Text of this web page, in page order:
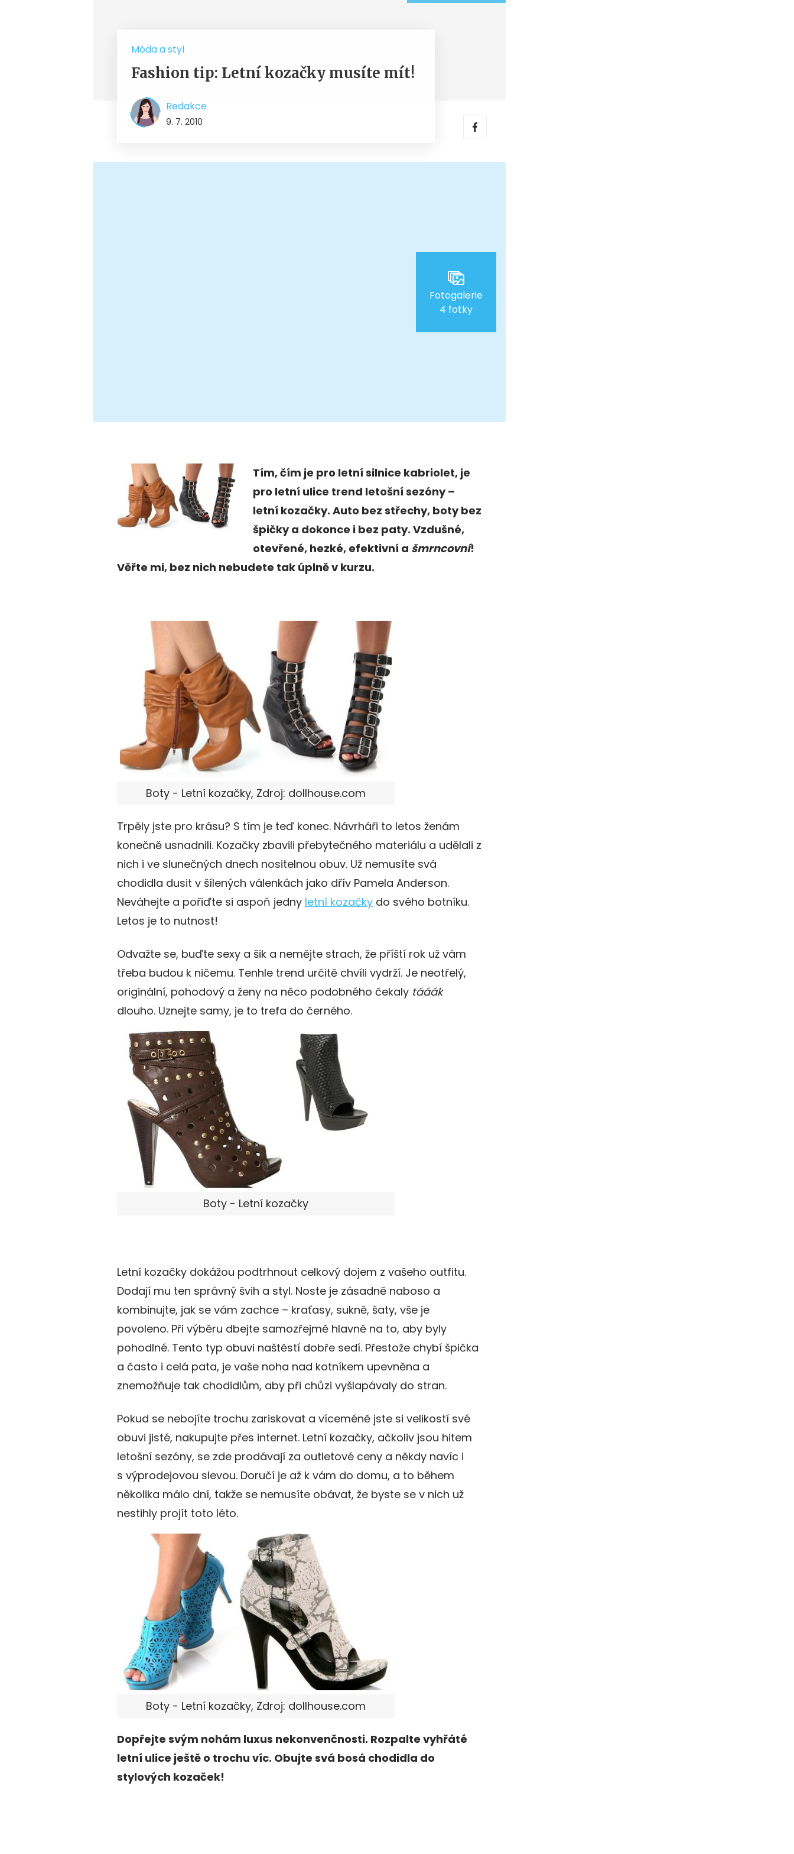
Móda a styl
Fashion tip: Letní kozačky musíte mít!
Redakce
9. 7. 2010
Fotogalerie
4 fotky
Tím, čím je pro letní silnice kabriolet, je
pro letní ulice trend letošní sezóny –
letní kozačky. Auto bez střechy, boty bez
špičky a dokonce i bez paty. Vzdušné,
otevřené, hezké, efektivní a šmrncovní!
Věřte mi, bez nich nebudete tak úplně v kurzu.
Boty - Letní kozačky, Zdroj: dollhouse.com
Trpěly jste pro krásu? S tím je teď konec. Návrháři to letos ženám
konečně usnadnili. Kozačky zbavili přebytečného materiálu a udělali z
nich i ve slunečných dnech nositelnou obuv. Už nemusíte svá
chodidla dusit v šílených válenkách jako dřív Pamela Anderson.
Neváhejte a pořiďte si aspoň jedny letní kozačky do svého botníku.
Letos je to nutnost!
Odvažte se, buďte sexy a šik a nemějte strach, že příští rok už vám
třeba budou k ničemu. Tenhle trend určitě chvíli vydrží. Je neotřelý,
originální, pohodový a ženy na něco podobného čekaly tááák
dlouho. Uznejte samy, je to trefa do černého.
Boty - Letní kozačky
Letní kozačky dokážou podtrhnout celkový dojem z vašeho outfitu.
Dodají mu ten správný švih a styl. Noste je zásadně naboso a
kombinujte, jak se vám zachce – kraťasy, sukně, šaty, vše je
povoleno. Při výběru dbejte samozřejmě hlavně na to, aby byly
pohodlné. Tento typ obuvi naštěstí dobře sedí. Přestože chybí špička
a často i celá pata, je vaše noha nad kotníkem upevněna a
znemožňuje tak chodidlům, aby při chůzi vyšlapávaly do stran.
Pokud se nebojíte trochu zariskovat a víceméně jste si velikostí své
obuvi jisté, nakupujte přes internet. Letní kozačky, ačkoliv jsou hitem
letošní sezóny, se zde prodávají za outletové ceny a někdy navíc i
s výprodejovou slevou. Doručí je až k vám do domu, a to během
několika málo dní, takže se nemusíte obávat, že byste se v nich už
nestihly projít toto léto.
Boty - Letní kozačky, Zdroj: dollhouse.com
Dopřejte svým nohám luxus nekonvenčnosti. Rozpalte vyhřáté
letní ulice ještě o trochu víc. Obujte svá bosá chodidla do
stylových kozaček!